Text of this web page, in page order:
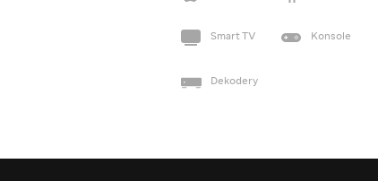
Smart TV Konsole
Dekodery